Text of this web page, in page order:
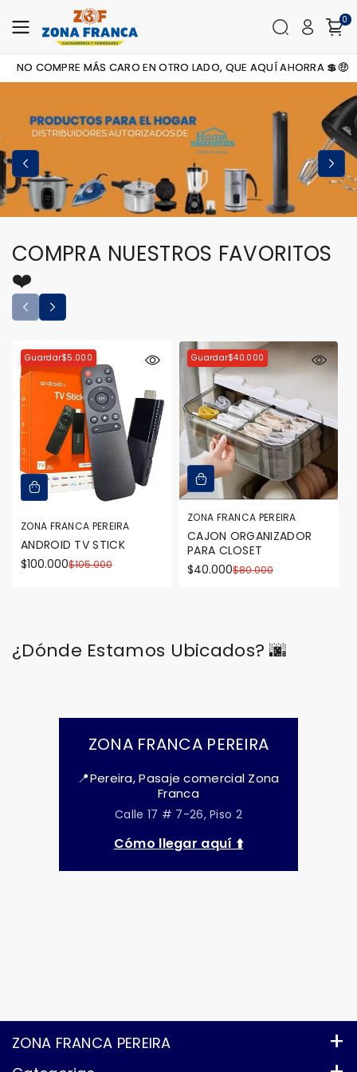
Contenid
O
0
NO COMPRE MÁS CARO EN OTRO LADO, QUE AQUÍ AHORRA 💲🤑
COMPRA NUESTROS FAVORITOS
❤️
Guardar$5.000
ZONA FRANCA PEREIRA
ANDROID TV STICK
Precio
$100.000
Precio
$105.000
Guardar$40.000
ZONA FRANCA PEREIRA
CAJON ORGANIZADOR
PARA CLOSET
Precio
$40.000
Precio
$80.000
¿Dónde Estamos Ubicados? 🌆
ZONA FRANCA PEREIRA
📍Pereira, Pasaje comercial Zona
Franca
Calle 17 # 7-26, Piso 2
Cómo llegar aquí ⬆️
ZONA FRANCA PEREIRA
Productos importados de tecnología, hogar,